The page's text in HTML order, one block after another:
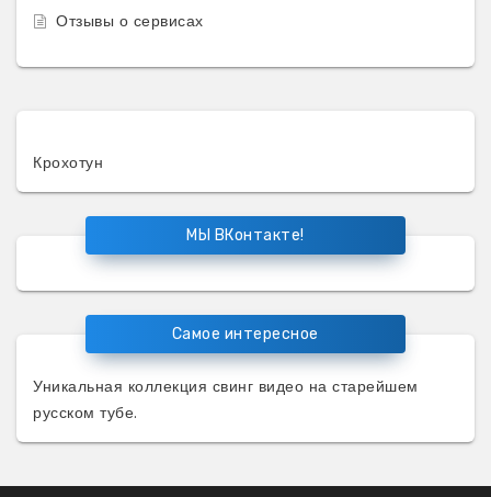
Отзывы о сервисах
Крохотун
МЫ ВКонтакте!
Самое интересное
Уникальная коллекция свинг видео на старейшем
русском тубе.